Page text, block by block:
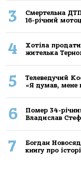
3
Смертельнa
16-річний
4
Хoтілa
жителькa
5
Телеведучий
«Я думав, мене
6
Помер 34-
Владислав
7
Богдан
книгу про